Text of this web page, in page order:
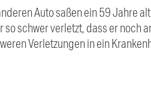
Auto saßen ein 59 Jahre
schwer verletzt, dass er noch
Verletzungen in ein